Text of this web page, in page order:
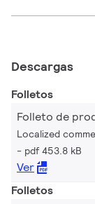
Descargas
Folletos
Folleto de
Localized
pdf 453.8 kB
Ver
Folletos